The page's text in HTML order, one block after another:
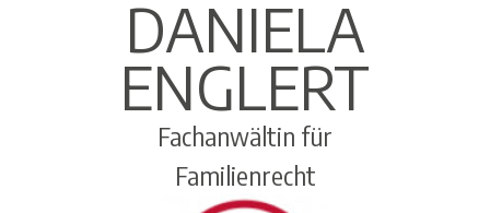
DANIELA
ENGLERT
Fachanwältin für
Familienrecht